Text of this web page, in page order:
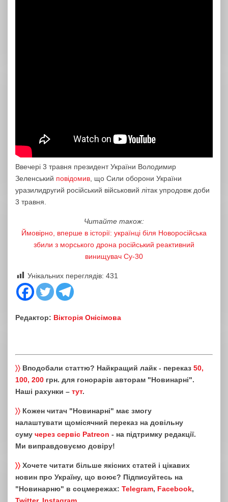
Ввечері 3 травня президент України Володимир
Зеленський повідомив , що Сили оборони України
уразилидругий російський військовий літак упродовж доби
3 травня.
Читайте також:
Ймовірно, вперше в історії: українці біля Новоросійська
збили з морського дрона російський реактивний
винищувач Су-30
Унікальних переглядів: 431
Редактор: Вікторія Онісімова
〉〉 Вподобали статтю? Найкращий лайк - переказ 50,
100, 200 грн. для гонорарів авторам "Новинарні".
Наші рахунки – тут.
〉〉 Кожен читач "Новинарні" має змогу
налаштувати щомісячний переказ на довільну
суму через сервіс Patreon - на підтримку редакції.
Ми виправдовуємо довіру!
〉〉 Хочете читати більше якісних статей і цікавих
новин про Україну, що воює? Підписуйтесь на
"Новинарню" в соцмережах: Telegram, Facebook,
Twitter, Instagram